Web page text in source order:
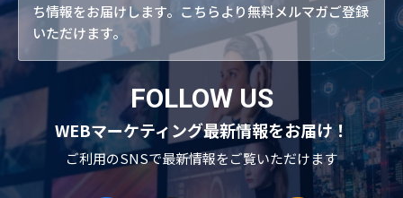
ち情報をお届けします。こちらより無料メルマガご登録
いただけます。
FOLLOW US
WEBマーケティング最新情報をお届け！
ご利用のSNSで最新情報をご覧いただけます